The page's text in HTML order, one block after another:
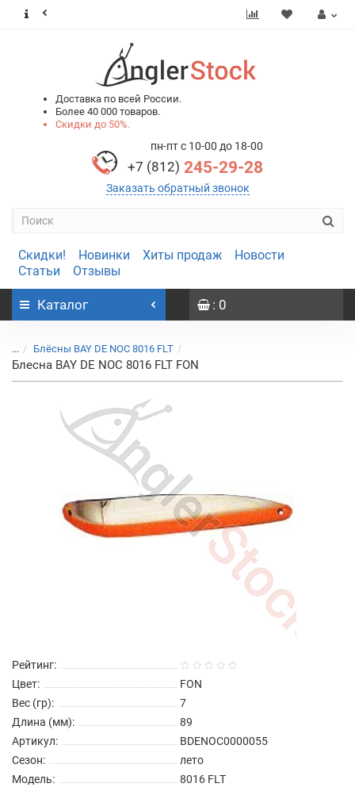
Доставка по всей России.
Более 40 000 товаров.
Скидки до 50%.
пн-пт с 10-00 до 18-00
+7 (812) 245-29-28
Заказать обратный звонок
Скидки! Новинки Хиты продаж
Новости
Статьи
Отзывы
Каталог : 0
... Блёсны BAY DE NOC 8016 FLT
Блесна BAY DE NOC 8016 FLT FON
Рейтинг:
Цвет:
FON
Вес (гр):
7
Длина (мм):
89
Артикул:
BDENOC0000055
Сезон:
лето
Модель:
8016 FLT